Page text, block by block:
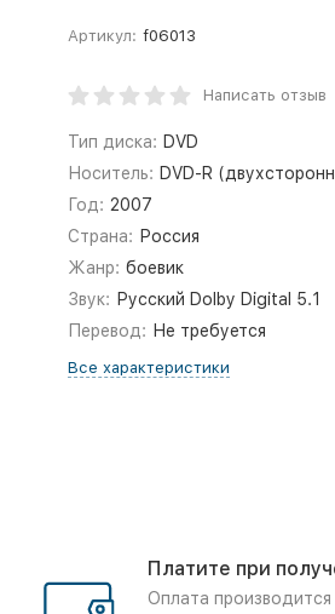
Артикул: f06013
Написать отзыв
Тип диска: DVD
Носитель: DVD-R
Год: 2007
Страна: Россия
Жанр: боевик
Звук: Русский Dolby Digital 5.1
Перевод: Не требуется
Все характеристики
Платите при
Оплата